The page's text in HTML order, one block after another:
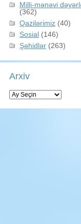
Milli-mənəvi
(362)
Qazilərimiz (40)
Sosial (146)
Şəhidlər (263)
Arxiv
Arxiv